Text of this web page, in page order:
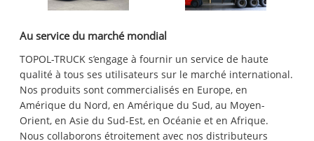
Au service du marché mondial
TOPOL-TRUCK s’engage à fournir un service de haute
qualité à tous ses utilisateurs sur le marché international.
Nos produits sont commercialisés en Europe, en
Amérique du Nord, en Amérique du Sud, au Moyen-
Orient, en Asie du Sud-Est, en Océanie et en Afrique.
Nous collaborons étroitement avec nos distributeurs